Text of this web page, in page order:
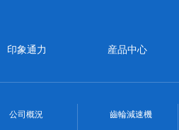
産品中心
印象通力
齒輪減速機
公司概況